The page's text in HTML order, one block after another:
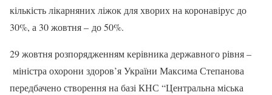
кількість лікарняних ліжок для хворих на коронавірус до
30%, а 30 жовтня – до 50%.
29 жовтня розпорядженням керівника державного рівня –
міністра охорони здоров’я України Максима Степанова
передбачено створення на базі КНС “Центральна міська